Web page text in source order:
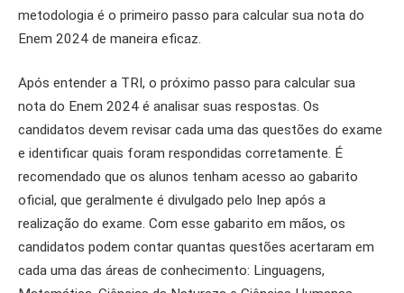
metodologia é o primeiro passo para calcular sua nota do
Enem 2024 de maneira eficaz.
Após entender a TRI, o próximo passo para calcular sua
nota do Enem 2024 é analisar suas respostas. Os
candidatos devem revisar cada uma das questões do exame
e identificar quais foram respondidas corretamente. É
recomendado que os alunos tenham acesso ao gabarito
oficial, que geralmente é divulgado pelo Inep após a
realização do exame. Com esse gabarito em mãos, os
candidatos podem contar quantas questões acertaram em
cada uma das áreas de conhecimento: Linguagens,